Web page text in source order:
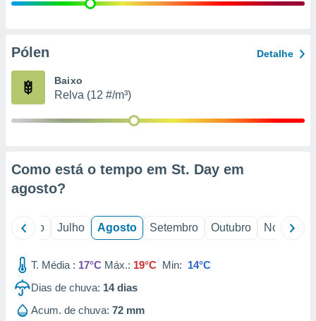
e
de
Pólen Detalhe
Baixo
Relva (12 #/m³)
Como está o tempo em St. Day em
agosto?
Junho Julho Agosto Setembro Outubro Novembro
T. Média : 17°C Máx.: 19°C Min: 14°C
Dias de chuva: 14dias
Acum. de chuva: 72 mm